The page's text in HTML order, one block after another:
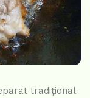
tradițional